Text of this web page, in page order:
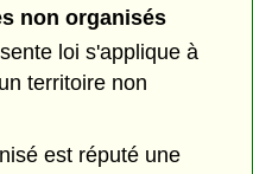
non organisés
loi s'applique à
territoire non
est réputé une